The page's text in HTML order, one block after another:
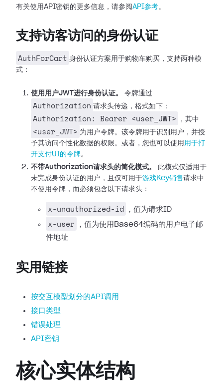
有关使用API密钥的更多信息，请参阅 API参考。
支持访客访问的身份认证
AuthForCart 身份认证方案用于购物车购买，支持两种模
式：
使用用户JWT进行身份认证。 令牌通过
Authorization 请求头传递，格式如下：
Authorization: Bearer <user_JWT> ，其中
<user_JWT> 为用户令牌。该令牌用于识别用户，并授
予其访问个性化数据的权限。或者，您也可以使用 用于打
开支付UI的令牌。
不带Authorization请求头的简化模式。
此模式仅适用于
未完成身份认证的用户，且仅可用于游戏Key销售请求中
不使用令牌，而必须包含以下请求头：
x-unauthorized-id ，值为请求ID
x-user
，值为使用Base64编码的用户电子邮
件地址
实用链接
按交互模型划分的API调用
接口类型
错误处理
API密钥
核心实体结构